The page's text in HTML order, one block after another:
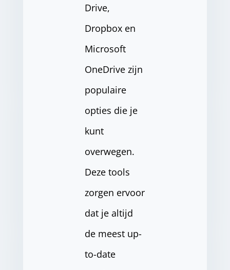
Drive,
Dropbox en
Microsoft
OneDrive zijn
populaire
opties die je
kunt
overwegen.
Deze tools
zorgen ervoor
dat je altijd
de meest up-
to-date